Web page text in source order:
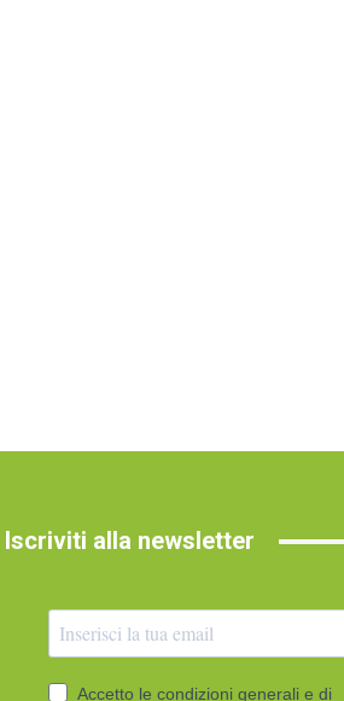
Iscriviti alla newsletter